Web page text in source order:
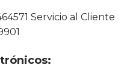
Servicio al Cliente